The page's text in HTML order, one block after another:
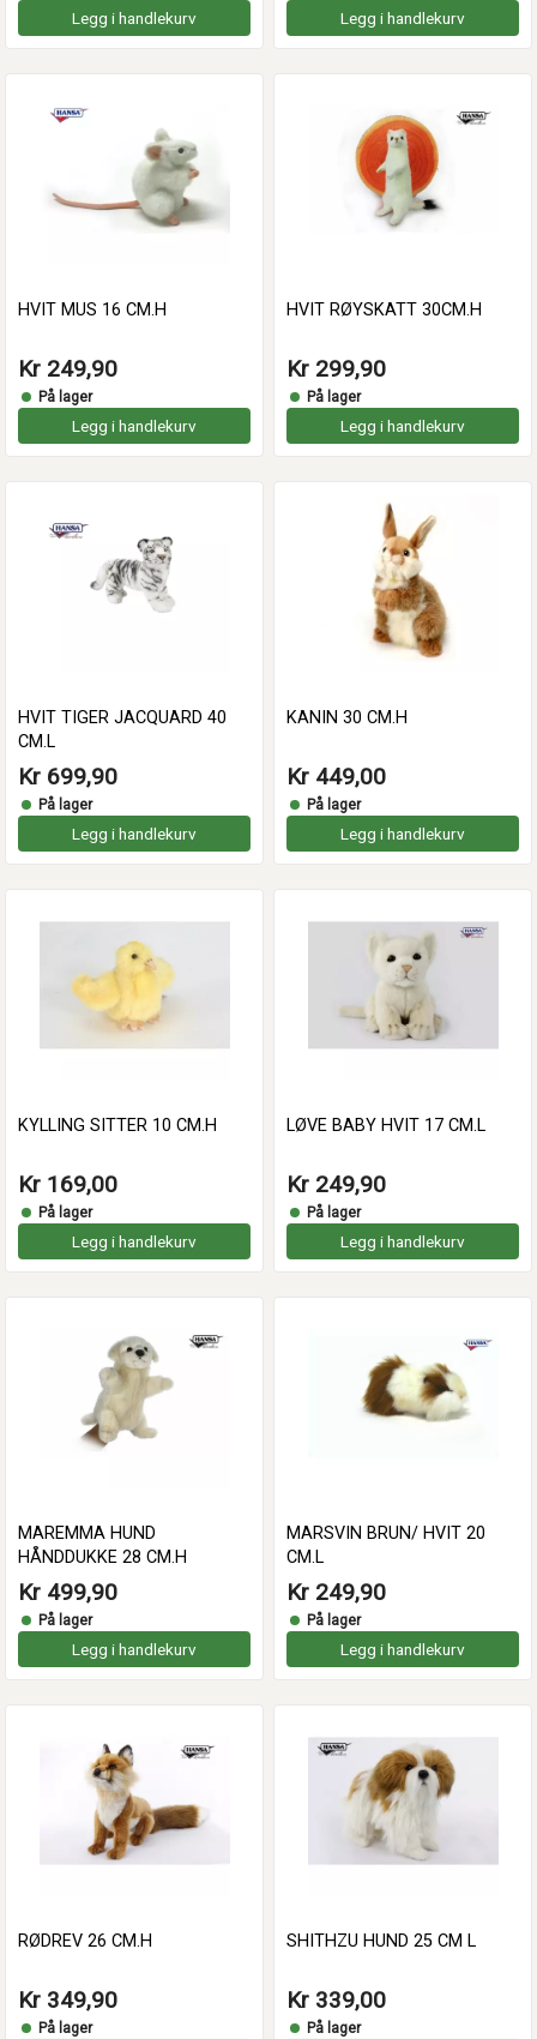
Legg i handlekurv Legg i handlekurv
HVIT MUS 16 CM.H
Kr 249,90
På lager
Legg i handlekurv
HVIT RØYSKATT 30CM.H
Kr 299,90
På lager
Legg i handlekurv
HVIT TIGER JACQUARD 40
CM.L
Kr 699,90
På lager
Legg i handlekurv
KANIN 30 CM.H
Kr 449,00
På lager
Legg i handlekurv
KYLLING SITTER 10 CM.H
Kr 169,00
På lager
Legg i handlekurv
LØVE BABY HVIT 17 CM.L
Kr 249,90
På lager
Legg i handlekurv
MAREMMA HUND
HÅNDDUKKE 28 CM.H
Kr 499,90
På lager
Legg i handlekurv
MARSVIN BRUN/ HVIT 20
CM.L
Kr 249,90
På lager
Legg i handlekurv
RØDREV 26 CM.H
Kr 349,90
På lager
SHITHZU HUND 25 CM L
Kr 339,00
På lager